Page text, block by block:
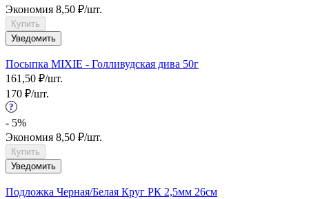
Экономия 8,50 ₽/шт.
Купить
Уведомить
Посыпка MIXIE - Голливудская дива 50г
161,50 ₽/шт.
170 ₽/шт.
?
- 5%
Экономия 8,50 ₽/шт.
Купить
Уведомить
Подложка Черная/Белая Круг РК 2,5мм 26см